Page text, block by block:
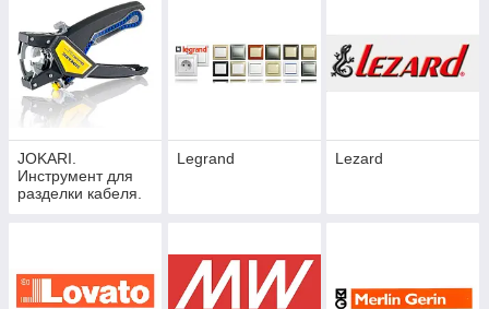
JOKARI.
Инструмент для
разделки кабеля.
Legrand Lezard